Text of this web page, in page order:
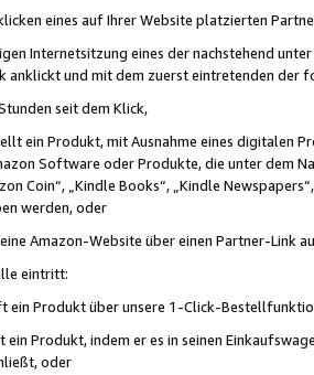
eines auf Ihrer Website platzierten
Internetsitzung eines der nachstehend
anklickt und mit dem zuerst eintretenden der
seit dem Klick,
ein Produkt, mit Ausnahme eines digitalen
Software oder Produkte, die unter dem
Coin“, „Kindle Books“, „Kindle
werden, oder
Amazon-Website über einen Partner-Link
eintritt:
ein Produkt über unsere 1-Click-
Produkt, indem er es in seinen
oder